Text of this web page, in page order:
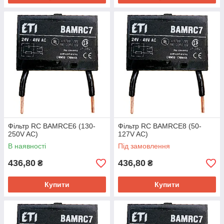
Фільтр RC BAMRCE6 (130-
250V AC)
В наявності
436,80 ₴
Купити
Фільтр RC BAMRCE8 (50-
127V AC)
Під замовлення
436,80 ₴
Купити